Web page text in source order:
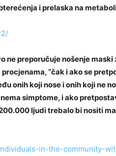
i prelaska na
ne preporučuje nošenje
“čak i ako se
onih koji nose i onih koji ne
simptome, i ako
ljudi trebalo bi nositi
in-the-community-